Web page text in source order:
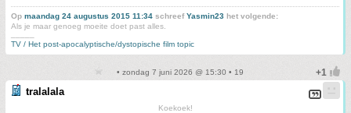
Op maandag 24 augustus 2015 11:34 schreefYasmin23 het volgende:
Als je maar genoeg moeite doet past alles.
TV / Het post-apocalyptische/dystopische film topic
• zondag 7 juni 2026 @ 15:30 • 19
tralalala
Koekoek!